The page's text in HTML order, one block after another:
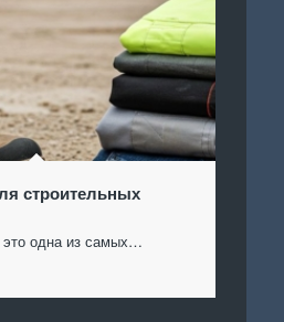
строительных
одна из самых…